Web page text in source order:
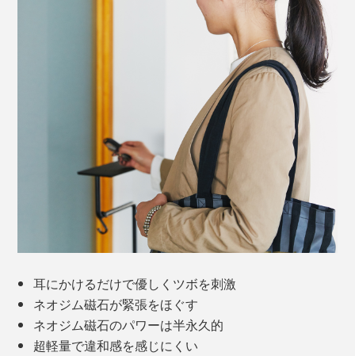
シリコン製なので、金属が直接肌に当たることがなく、
金属アレルギーの心配もなし。汚れたら洗うこともでき
耳にかけるだけで優しくツボを刺激
ネオジム磁石が緊張をほぐす
ネオジム磁石のパワーは半永久的
超軽量で違和感を感じにくい